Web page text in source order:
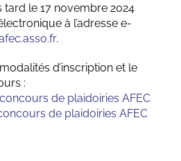
le 17 novembre 2024
à l’adresse e-
.
d’inscription et le
:
de plaidoiries AFEC
de plaidoiries AFEC